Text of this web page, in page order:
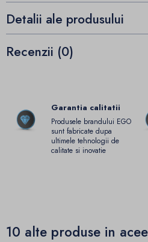
Detalii ale produsului
Recenzii (0)
Garantia calitatii
Produsele brandului EGO
sunt fabricate dupa
ultimele tehnologii de
calitate si inovatie
10 alte produse in